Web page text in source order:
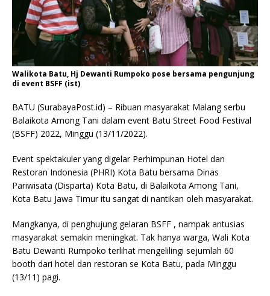
Walikota Batu, Hj Dewanti Rumpoko pose bersama pengunjung
di event BSFF (ist)
BATU (SurabayaPost.id) – Ribuan masyarakat Malang serbu
Balaikota Among Tani dalam event Batu Street Food Festival
(BSFF) 2022, Minggu (13/11/2022).
Event spektakuler yang digelar Perhimpunan Hotel dan
Restoran Indonesia (PHRI) Kota Batu bersama Dinas
Pariwisata (Disparta) Kota Batu, di Balaikota Among Tani,
Kota Batu Jawa Timur itu sangat di nantikan oleh masyarakat.
Mangkanya, di penghujung gelaran BSFF , nampak antusias
masyarakat semakin meningkat. Tak hanya warga, Wali Kota
Batu Dewanti Rumpoko terlihat mengelilingi sejumlah 60
booth dari hotel dan restoran se Kota Batu, pada Minggu
(13/11) pagi.